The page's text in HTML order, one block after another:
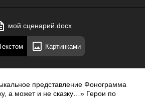
мой сценарий.docx
Картинками
представление Фонограмма
а может и не сказку…» Герои по